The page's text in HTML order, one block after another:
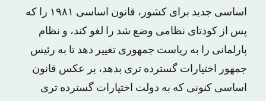
اساسی جدید برای کشور، قانون اساسی ۱۹۸۱ را که
پس از کودتای نظامی وضع شد را لغو کند، و نظام
پارلمانی را به ریاست جمهوری تغییر دهد تا به رئیس
جمهور اختیارات گسترده تری بدهد، بر عکس قانون
اساسی کنونی که به دولت اختیارات گسترده تری